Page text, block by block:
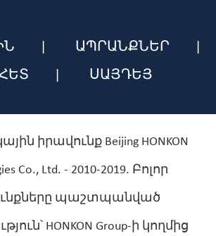
ԱՊՐԱՆՔՆԵՐ
ՍԱՅԴԵՅ
իրավունք Beijing HONKON
Co., Ltd. - 2010-2019. Բոլոր
պաշտպանված
HONKON Group-ի կողմից